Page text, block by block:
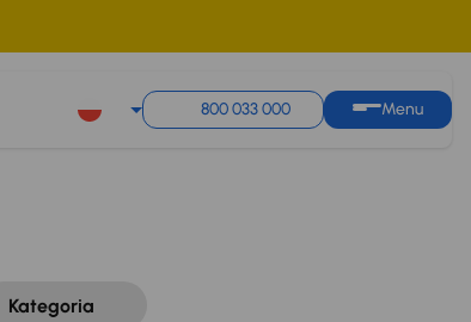
800 033 000 Menu
Kategoria